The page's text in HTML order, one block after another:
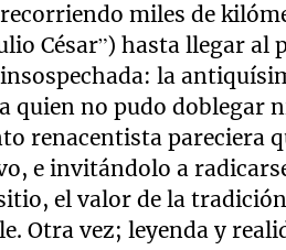
miles de
César”) hasta llegar
la
quien no pudo doblegar
renacentista pareciera
e invitándolo a
el valor de la
Otra vez; leyenda y